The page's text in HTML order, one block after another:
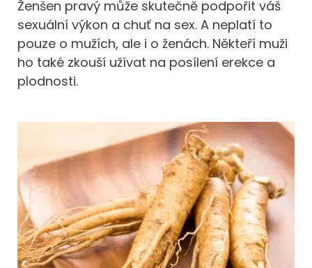
Ženšen pravý může skutečně podpořit váš
sexuální výkon a chuť na sex. A neplatí to
pouze o mužích, ale i o ženách. Někteří muži
ho také zkouší užívat na posílení erekce a
plodnosti.